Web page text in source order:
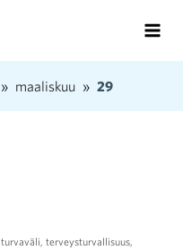
maaliskuu 29
turvaväli, terveysturvallisuus,